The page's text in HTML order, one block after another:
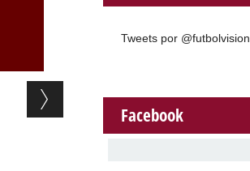
Tweets por @futbolvision
Facebook